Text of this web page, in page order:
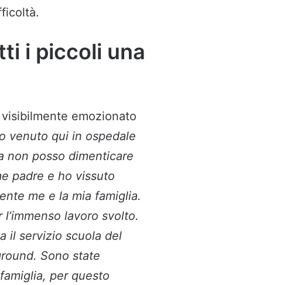
i piccoli una
visibilmente emozionato
venuto qui in ospedale
non posso dimenticare
padre e ho vissuto
me e la mia famiglia.
lavoro svolto.
il servizio scuola del
Sono state
per questo